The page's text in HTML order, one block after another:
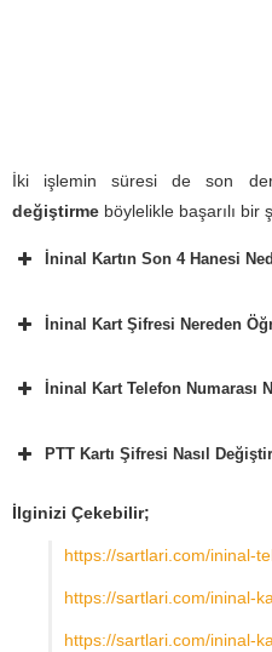
İki işlemin süresi de son
değiştirme böylelikle başarılı bir
İninal Kartın Son 4 Hanesi
İninal Kart Şifresi Nereden
İninal Kart Telefon Numarası
PTT Kartı Şifresi Nasıl
İlginizi Çekebilir;
https://sartlari.com/ininal-
https://sartlari.com/ininal-
https://sartlari.com/ininal-